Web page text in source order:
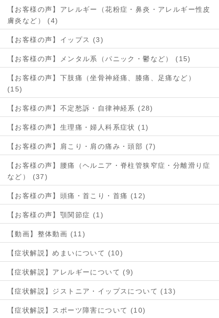
【お客様の声】アレルギー（花粉症・鼻炎・アレルギー性皮
膚炎など） (4)
【お客様の声】イップス (3)
【お客様の声】メンタル系（パニック・鬱など） (15)
【お客様の声】下肢痛（坐骨神経痛、膝痛、足痛など）
(15)
【お客様の声】不定愁訴・自律神経系 (28)
【お客様の声】生理痛・婦人科系症状 (1)
【お客様の声】肩こり・肩の痛み・頭部 (7)
【お客様の声】腰痛（ヘルニア・脊柱管狭窄症・分離滑り症
など） (37)
【お客様の声】頭痛・首こり・首痛 (12)
【お客様の声】顎関節症 (1)
【動画】整体動画 (11)
【症状解説】めまいについて (10)
【症状解説】アレルギーについて (9)
【症状解説】ジストニア・イップスについて (13)
【症状解説】スポーツ障害について (10)